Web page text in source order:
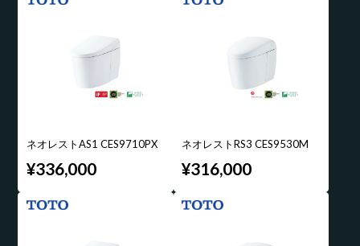
ネオレストAS1 CES9710PX
¥336,000
ネオレストRS3 CES9530M
¥316,000